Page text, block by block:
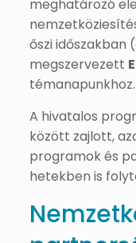
meghatározó
őszi
megszervezett
témanapunkhoz.
A hivatalos
között zajlott,
programok és
hetekben is